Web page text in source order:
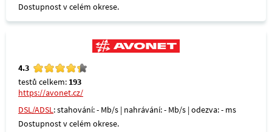
Dostupnost v celém okrese.
4.3
testů celkem: 193
https://avonet.cz/
DSL/ADSL: stahování: - Mb/s | nahrávání: - Mb/s | odezva: - ms
Dostupnost v celém okrese.